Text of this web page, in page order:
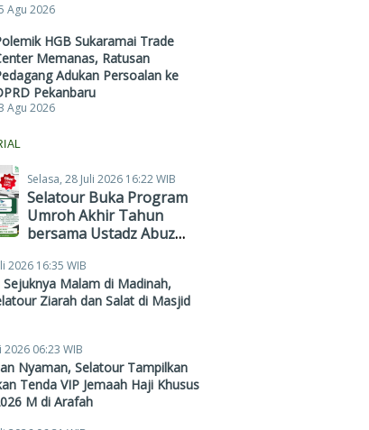
Agu 2026
HGB Sukaramai Trade
Memanas, Ratusan
Adukan Persoalan ke
Pekanbaru
Agu 2026
Selasa, 28 Juli 2026 16:22 WIB
Selatour Buka Program
Umroh Akhir Tahun
bersama Ustadz Abuz
Mulai Rp38,4 Juta
2026 16:35 WIB
Malam di Madinah,
Ziarah dan Salat di Masjid
2026 06:23 WIB
Nyaman, Selatour Tampilkan
Tenda VIP Jemaah Haji Khusus
M di Arafah